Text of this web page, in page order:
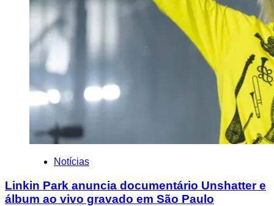
Notícias
Linkin Park anuncia documentário Unshatter e
álbum ao vivo gravado em São Paulo